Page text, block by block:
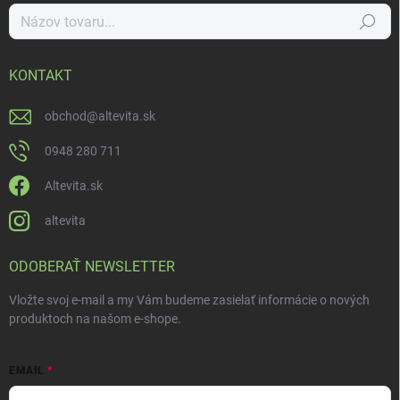
Hľadať
KONTAKT
obchod@altevita.sk
0948 280 711
Altevita.sk
altevita
ODOBERAŤ NEWSLETTER
Vložte svoj e-mail a my Vám budeme zasielať informácie o nových
produktoch na našom e-shope.
EMAIL